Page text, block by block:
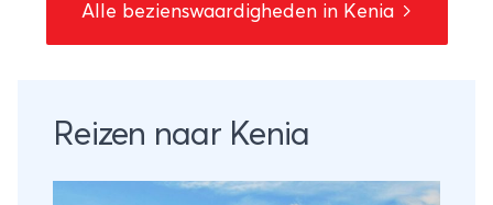
Alle bezienswaardigheden in Kenia
Reizen naar Kenia